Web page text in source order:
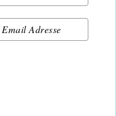
PATTERNS: